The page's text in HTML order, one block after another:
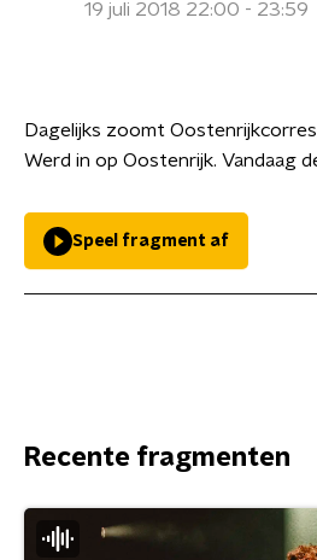
19 juli 2018 22:00 - 23:59
Dagelijks zoomt
Werd in op Oostenrijk. Vandaag
Speel fragment af
Recente fragmenten